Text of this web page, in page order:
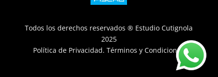
Todos los derechos reservados ® Estudio Cutignola
2025
Política de Privacidad.Términos y Condiciones